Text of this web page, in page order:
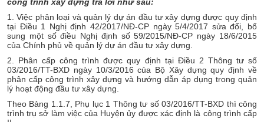
1. Việc phân loại và quản lý dự án đầu tư xây dựng được quy định
tại Điều 1 Nghị định 42/2017/NĐ-CP ngày 5/4/2017 sửa đổi, bổ
sung một số điều Nghị định số 59/2015/NĐ-CP ngày 18/6/2015
của Chính phủ về quản lý dự án đầu tư xây dựng.
2. Phân cấp công trình được quy định tại Điều 2 Thông tư số
03/2016/TT-BXD ngày 10/3/2016 của Bộ Xây dựng quy định về
phân cấp công trình xây dựng và hướng dẫn áp dụng trong quản
lý hoạt động đầu tư xây dựng.
Theo Bảng 1.1.7, Phụ lục 1 Thông tư số 03/2016/TT-BXD thì công
trình trụ sở làm việc của Huyện ủy được xác định là công trình cấp